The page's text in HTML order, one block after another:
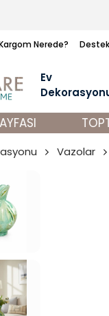
Nerede?
Ev
Vazolar